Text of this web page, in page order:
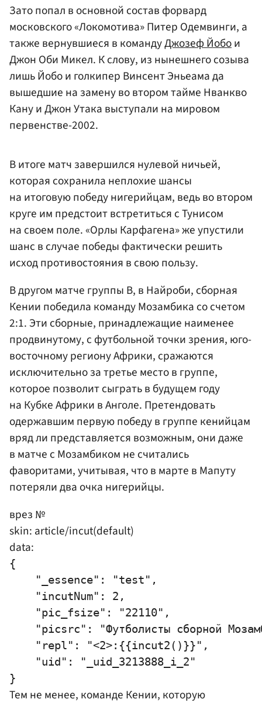
Зато попал в основной состав форвард
московского «Локомотива» Питер Одемвинги, а
также вернувшиеся в командуДжозеф Йобои
Джон Оби Микел. К слову, из нынешнего созыва
лишь Йобо и голкипер Винсент Эньеама да
вышедшие на замену во втором тайме Нванкво
Кану и Джон Утака выступали на мировом
первенстве-2002.
В итоге матч завершился нулевой ничьей,
которая сохранила неплохие шансы
на итоговую победу нигерийцам, ведь во втором
круге им предстоит встретиться с Тунисом
на своем поле. «Орлы Карфагена» же упустили
шанс в случае победы фактически решить
исход противостояния в свою пользу.
В другом матче группы В, в Найроби, сборная
Кении победила команду Мозамбика со счетом
2:1. Эти сборные, принадлежащие наименее
продвинутому, с футбольной точки зрения, юго-
восточному региону Африки, сражаются
исключительно за третье место в группе,
которое позволит сыграть в будущем году
на Кубке Африки в Анголе. Претендовать
одержавшим первую победу в группе кенийцам
вряд ли представляется возможным, они даже
в матче с Мозамбиком не считались
фаворитами, учитывая, что в марте в Мапуту
потеряли два очка нигерийцы.
врез №
skin: article/incut(default)
data:
{
    "_essence": "test",
    "incutNum": 2,
    "pic_fsize": "22110",
"picsrc": "Футболисты сборной
    "repl": "<2>:{{incut2()}}",
    "uid": "_uid_3213888_i_2"
Тем не менее, команде Кении, которую